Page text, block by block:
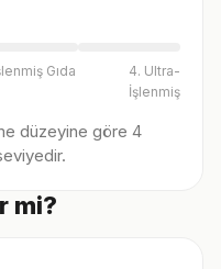
Gıda
4. Ultra-
İşlenmiş
düzeyine göre 4
mi?